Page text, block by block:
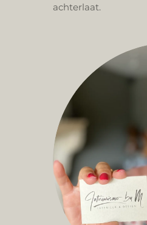
achterlaat.